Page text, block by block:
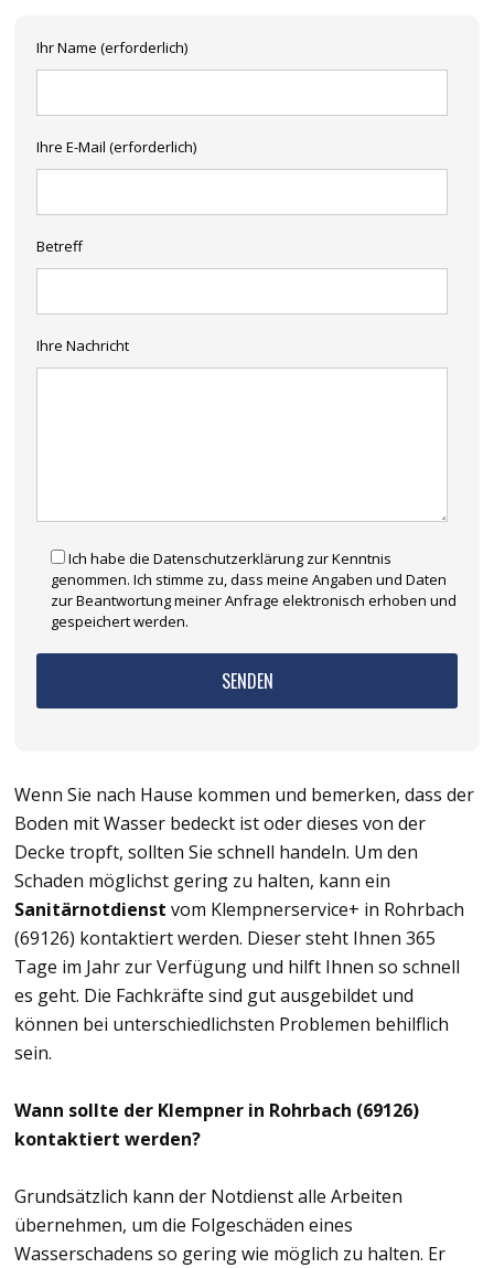
Ihr Name (erforderlich)
Ihre E-Mail (erforderlich)
Betreff
Ihre Nachricht
Ich habe die Datenschutzerklärung zur Kenntnis
genommen. Ich stimme zu, dass meine Angaben und Daten
zur Beantwortung meiner Anfrage elektronisch erhoben und
gespeichert werden.
Wenn Sie nach Hause kommen und bemerken, dass der
Boden mit Wasser bedeckt ist oder dieses von der
Decke tropft, sollten Sie schnell handeln. Um den
Schaden möglichst gering zu halten, kann ein
Sanitärnotdienst vom Klempnerservice+ in Rohrbach
(69126) kontaktiert werden. Dieser steht Ihnen 365
Tage im Jahr zur Verfügung und hilft Ihnen so schnell
es geht. Die Fachkräfte sind gut ausgebildet und
können bei unterschiedlichsten Problemen behilflich
sein.
Wann sollte der Klempner in Rohrbach (69126)
kontaktiert werden?
Grundsätzlich kann der Notdienst alle Arbeiten
übernehmen, um die Folgeschäden eines
Wasserschadens so gering wie möglich zu halten. Er